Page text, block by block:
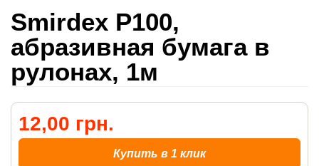
Smirdex P100,
абразивная бумага в
рулонах, 1м
12,00 грн.
Купить в 1 клик